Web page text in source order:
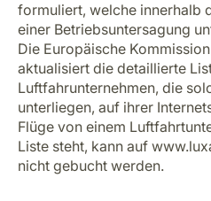
formuliert, welche innerhalb
einer Betriebsuntersagung
Die Europäische
aktualisiert die detaillierte
Luftfahrunternehmen, die
unterliegen, auf ihrer
Flüge von einem
Liste steht, kann auf
nicht gebucht werden.